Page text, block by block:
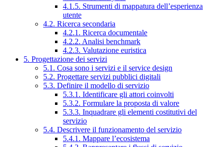
4.1.5. Strumenti di mappatura dell’esperienza
utente
4.2. Ricerca secondaria
4.2.1. Ricerca documentale
4.2.2. Analisi benchmark
4.2.3. Valutazione euristica
5. Progettazione dei servizi
5.1. Cosa sono i servizi e il service design
5.2. Progettare servizi pubblici digitali
5.3. Definire il modello di servizio
5.3.1. Identificare gli attori coinvolti
5.3.2. Formulare la proposta di valore
5.3.3. Inquadrare gli elementi costitutivi del
servizio
5.4. Descrivere il funzionamento del servizio
5.4.1. Mappare l’ecosistema